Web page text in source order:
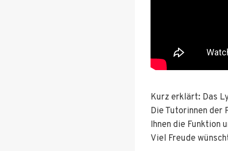
Kurz erklärt: Das
Die Tutorinnen
Ihnen die Funktion
Viel Freude